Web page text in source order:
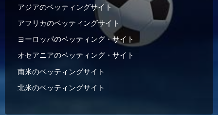
アジアのベッティングサイト
アフリカのベッティングサイト
ヨーロッパのベッティング・サイト
オセアニアのベッティング・サイト
南米のベッティングサイト
北米のベッティングサイト